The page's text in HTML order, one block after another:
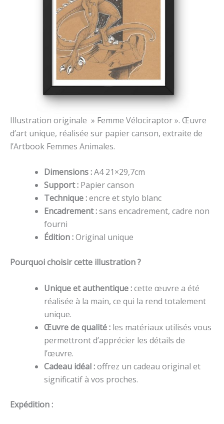
Illustration originale » Femme Vélociraptor ». Œuvre
d’art unique, réalisée sur papier canson, extraite de
l’Artbook Femmes Animales.
Dimensions :A4 21×29,7cm
Support : Papier canson
Technique :encre et stylo blanc
Encadrement :sans encadrement, cadre non
fourni
Édition :Original unique
Pourquoi choisir cette illustration ?
Unique et authentique :cette œuvre a été
réalisée à la main, ce qui la rend totalement
unique.
Œuvre de qualité : les matériaux utilisés vous
permettront d’apprécier les détails de
l’œuvre.
Cadeau idéal :offrez un cadeau original et
significatif à vos proches.
Expédition :